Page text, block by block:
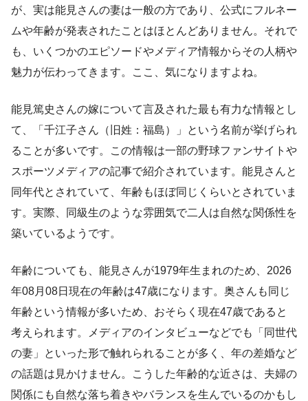
が、実は能見さんの妻は一般の方であり、公式にフルネー
ムや年齢が発表されたことはほとんどありません。それで
も、いくつかのエピソードやメディア情報からその人柄や
魅力が伝わってきます。ここ、気になりますよね。
能見篤史さんの嫁について言及された最も有力な情報とし
て、「千江子さん（旧姓：福島）」という名前が挙げられ
ることが多いです。この情報は一部の野球ファンサイトや
スポーツメディアの記事で紹介されています。能見さんと
同年代とされていて、年齢もほぼ同じくらいとされていま
す。実際、同級生のような雰囲気で二人は自然な関係性を
築いているようです。
年齢についても、能見さんが1979年生まれのため、2026
年08月08日現在の年齢は47歳になります。奥さんも同じ
年齢という情報が多いため、おそらく現在47歳であると
考えられます。メディアのインタビューなどでも「同世代
の妻」といった形で触れられることが多く、年の差婚など
の話題は見かけません。こうした年齢的な近さは、夫婦の
関係にも自然な落ち着きやバランスを生んでいるのかもし